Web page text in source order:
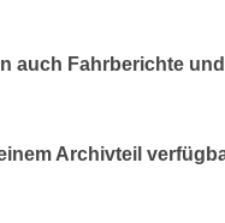
auch Fahrberichte
Archivteil